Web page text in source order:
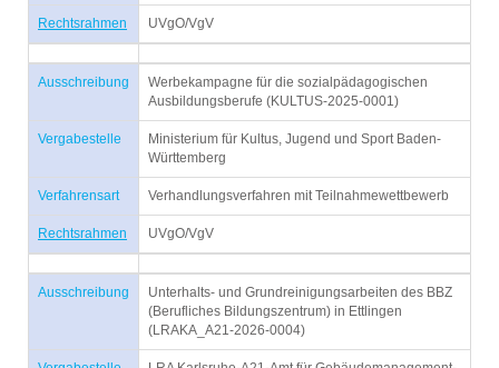
Rechtsrahmen UVgO/VgV
Ausschreibung
Werbekampagne für die sozialpädagogischen
Ausbildungsberufe (KULTUS-2025-0001)
Vergabestelle
Ministerium für Kultus, Jugend und Sport Baden-
Württemberg
Verfahrensart Verhandlungsverfahren mit Teilnahmewettbewerb
Rechtsrahmen UVgO/VgV
Ausschreibung
Unterhalts- und Grundreinigungsarbeiten des BBZ
(Berufliches Bildungszentrum) in Ettlingen
(LRAKA_A21-2026-0004)